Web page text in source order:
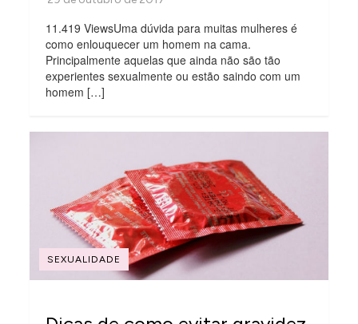
11.419 ViewsUma dúvida para muitas mulheres é
como enlouquecer um homem na cama.
Principalmente aquelas que ainda não são tão
experientes sexualmente ou estão saindo com um
homem […]
SEXUALIDADE